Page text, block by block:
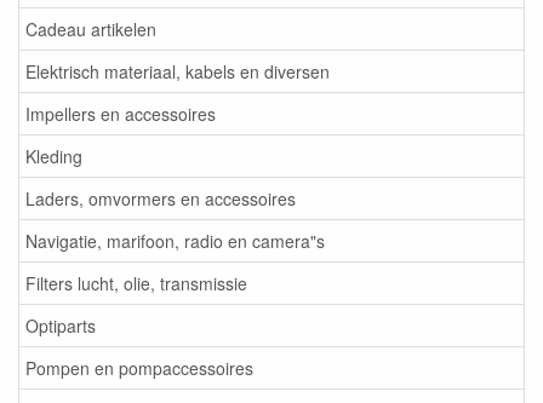
Cadeau artikelen
Elektrisch materiaal, kabels en diversen
Impellers en accessoires
Kleding
Laders, omvormers en accessoires
Navigatie, marifoon, radio en camera"s
Filters lucht, olie, transmissie
Optiparts
Pompen en pompaccessoires